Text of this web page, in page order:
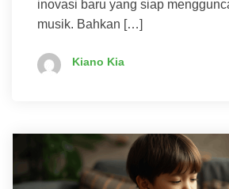
inovasi baru yang siap
musik. Bahkan […]
Kiano Kia